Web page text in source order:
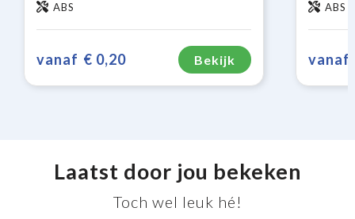
ABS
vanaf € 0,20 Bekijk
ABS
vanaf
Laatst door jou bekeken
Toch wel leuk hé!